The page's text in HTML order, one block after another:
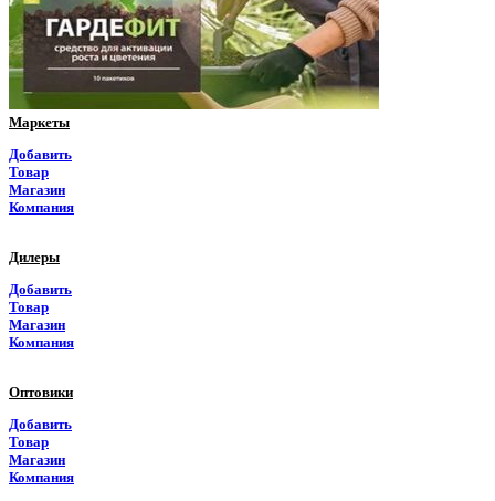
Приморский край
Псковская область
Ростовская область
Маркеты
Добавить
Товар
Магазин
Компания
Дилеры
Добавить
Товар
Магазин
Компания
Оптовики
Добавить
Товар
Магазин
Компания